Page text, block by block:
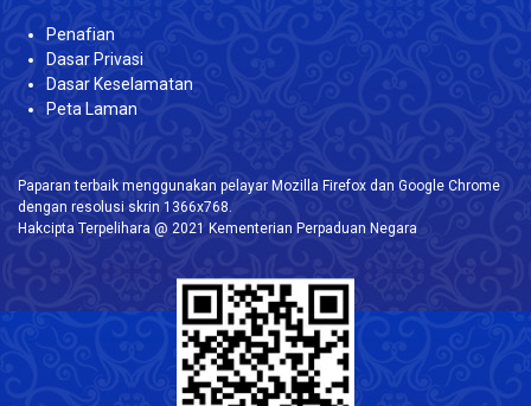
Penafian
Dasar Privasi
Dasar Keselamatan
Peta Laman
Paparan terbaik menggunakan pelayar Mozilla Firefox dan Google Chrome
dengan resolusi skrin 1366x768.
Hakcipta Terpelihara @ 2021 Kementerian Perpaduan Negara